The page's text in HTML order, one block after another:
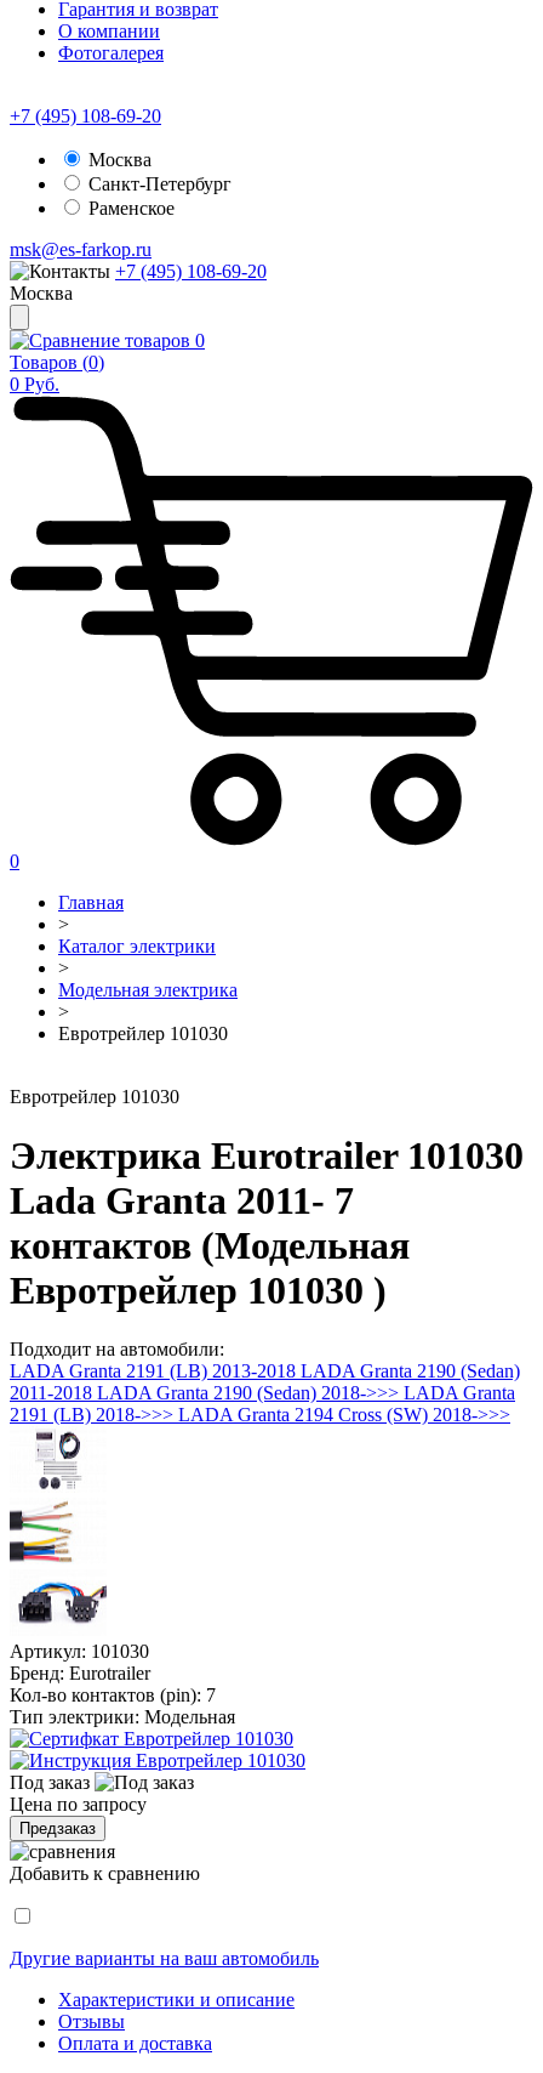
Гарантия и возврат
О компании
Фотогалерея
+7 (495) 108-69-20
Москва
Санкт-Петербург
Раменское
msk@es-farkop.ru
+7 (495) 108-69-20
Москва
0
Товаров (0)
0 Руб.
0
Главная
>
Каталог электрики
>
Модельная электрика
>
Евротрейлер 101030
Евротрейлер 101030
Электрика Eurotrailer 101030
Lada Granta 2011- 7
контактов (Модельная
Евротрейлер 101030 )
Подходит на автомобили:
LADA Granta 2191 (LB) 2013-2018 LADA Granta 2190 (Sedan)
2011-2018 LADA Granta 2190 (Sedan) 2018->>> LADA Granta
2191 (LB) 2018->>> LADA Granta 2194 Cross (SW) 2018->>>
Артикул: 101030
Бренд: Eurotrailer
Кол-во контактов (pin): 7
Тип электрики: Модельная
Под заказ
Цена по запросу
Предзаказ
Добавить к сравнению
Другие варианты на ваш автомобиль
Характеристики и описание
Отзывы
Оплата и доставка